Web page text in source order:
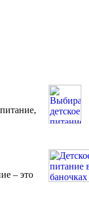
– это